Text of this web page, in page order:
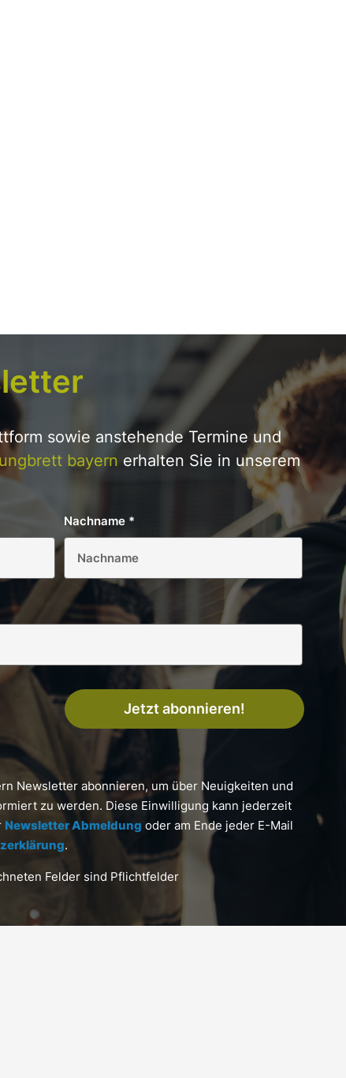
sowie anstehende Termine und
bayern erhalten Sie in unserem
Nachname *
Jetzt abonnieren!
Newsletter abonnieren, um über Neuigkeiten und
zu werden. Diese Einwilligung kann jederzeit
Newsletter Abmeldung oder am Ende jeder E-Mail
.
Felder sind Pflichtfelder